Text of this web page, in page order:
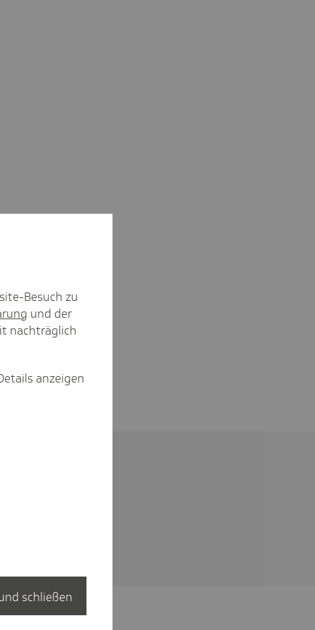
Besuch zu
und der
nachträglich
anzeigen
schließen